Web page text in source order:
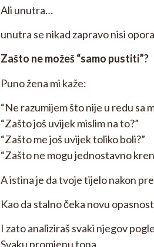
Ali unutra…
unutra se nikad zapravo nisi
Zašto ne možeš “samo pustiti”?
Puno žena mi kaže:
“Ne razumijem što nije u redu sa
“Zašto još uvijek mislim na to?”
“Zašto me još uvijek toliko boli?”
“Zašto ne mogu jednostavno
A istina je da tvoje tijelo nakon
Kao da stalno čeka novu
I zato analiziraš svaki njegov
Svaku promjenu tona.